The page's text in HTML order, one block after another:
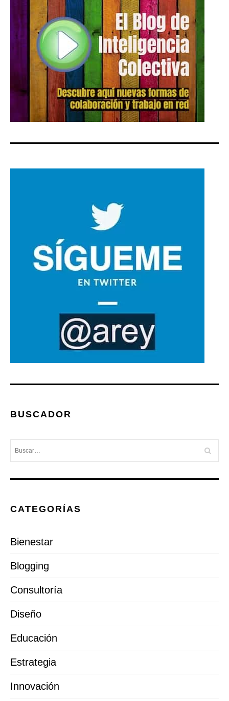
BUSCADOR
CATEGORÍAS
Bienestar
Blogging
Consultoría
Diseño
Educación
Estrategia
Innovación